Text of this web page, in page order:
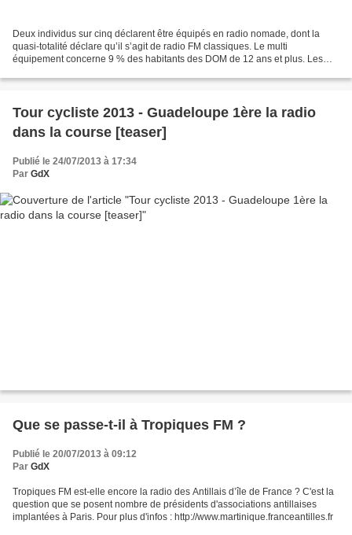
Deux individus sur cinq déclarent être équipés en radio nomade, dont la
quasi-totalité déclare qu’il s’agit de radio FM classiques. Le multi
équipement concerne 9 % des habitants des DOM de 12 ans et plus. Les
Tour cycliste 2013 - Guadeloupe 1ère la radio
dans la course [teaser]
Publié le 24/07/2013 à 17:34
Par GdX
Que se passe-t-il à Tropiques FM ?
Publié le 20/07/2013 à 09:12
Par GdX
Tropiques FM est-elle encore la radio des Antillais d’île de France ? C'est la
question que se posent nombre de présidents d'associations antillaises
implantées à Paris. Pour plus d'infos : http://www.martinique.franceantilles.fr